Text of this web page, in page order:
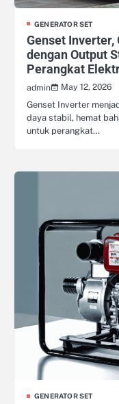
GENERATOR SET
Genset
dengan Output
Perangkat
admin
May 12, 2026
Genset Inverter
daya stabil, hemat
untuk perangkat…
GENERATOR SET